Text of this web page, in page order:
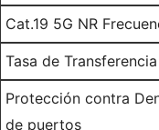
Cat.19 5G NR
Tasa de
Protección contra
de puertos